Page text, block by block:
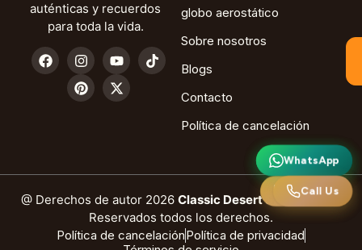
auténticas y recuerdos
para toda la vida.
globo aerostático
Sobre nosotros
Blogs
Contacto
Política de cancelación
@ Derechos de autor 2026 Classic Desert Safari Dubai.
Reservados todos los derechos.
Política de cancelaciónPolítica de privacidad
WhatsApp
Llámanos
WhatsApp
Call Us